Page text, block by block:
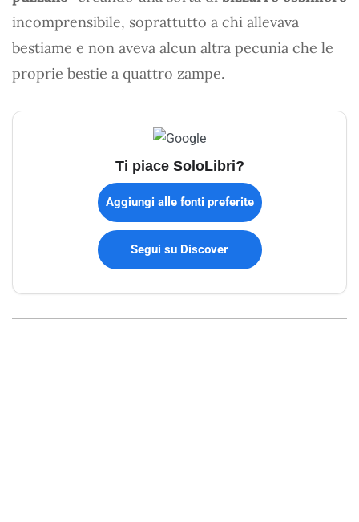
incomprensibile, soprattutto a chi allevava
bestiame e non aveva alcun altra pecunia che le
proprie bestie a quattro zampe.
Ti piace SoloLibri?
Aggiungi alle fonti preferite
Segui su Discover